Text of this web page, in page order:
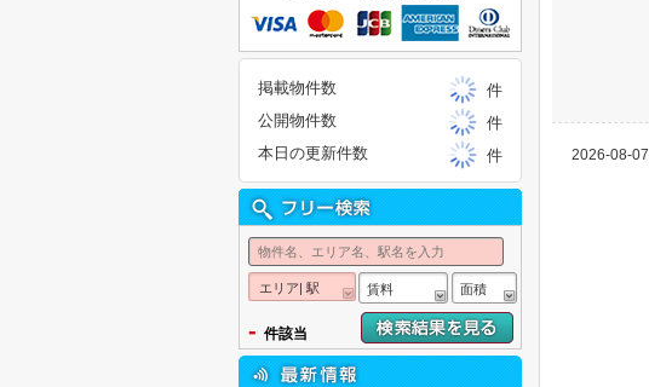
2026-08-07
掲載物件数
件
公開物件数
件
本日の更新件数
件
エリア| 駅 賃料 面積
- 件該当